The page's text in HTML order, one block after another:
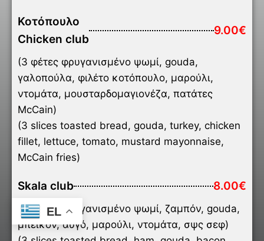
Κοτόπουλο
Chicken club
9.00€
(3 φέτες φρυγανισμένο ψωμί, gouda,
γαλοπούλα, φιλέτο κοτόπουλο, μαρούλι,
ντομάτα, μουσταρδομαγιονέζα, πατάτες
McCain)
(3 slices toasted bread, gouda, turkey, chicken
fillet, lettuce, tomato, mustard mayonnaise,
McCain fries)
Skala club 8.00€
(3 φέτες φρυγανισμένο ψωμί, ζαμπόν, gouda,
μπέικον, αυγό, μαρούλι, ντομάτα, σψς σεφ)
EL